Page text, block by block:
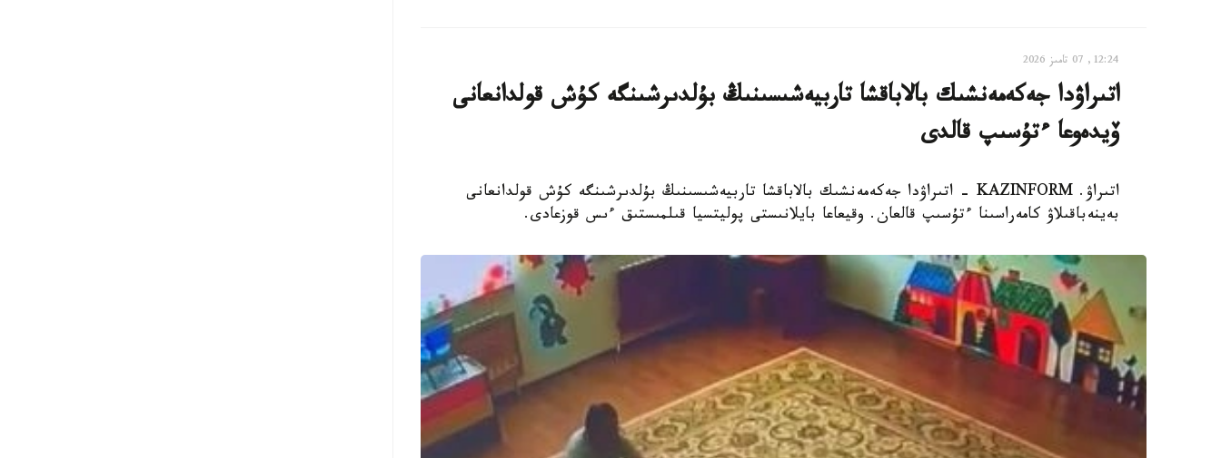
12:24, 07 تامىز 2026
اتىراۋدا جەكەمەنشىك بالاباقشا تاربيەشىسىنىڭ بۇلدىرشىنگە كۇش قولدانعانى
ۆيدەوعا ءتۇسىپ قالدى
اتىراۋ. KAZINFORM - اتىراۋدا جەكەمەنشىك بالاباقشا تاربيەشىسىنىڭ بۇلدىرشىنگە كۇش قولدانعانى
بەينەباقىلاۋ كامەراسىنا ءتۇسىپ قالعان. وقيعاعا بايلانىستى پوليتسيا قىلمىستىق ءىس قوزعادى.